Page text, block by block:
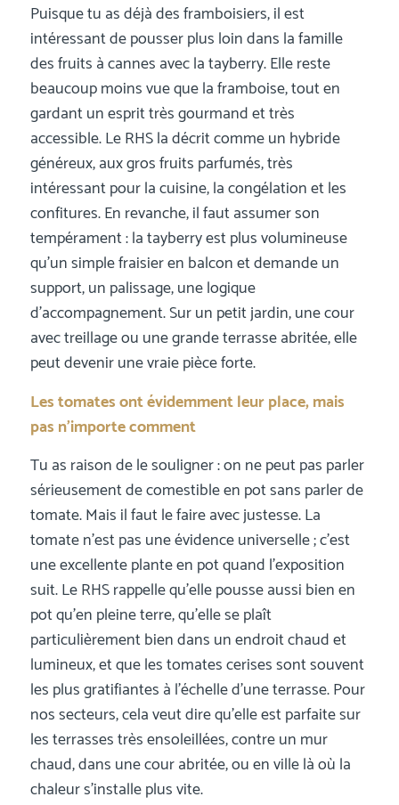
Puisque tu as déjà des framboisiers, il est
intéressant de pousser plus loin dans la famille
des fruits à cannes avec la tayberry. Elle reste
beaucoup moins vue que la framboise, tout en
gardant un esprit très gourmand et très
accessible. Le RHS la décrit comme un hybride
généreux, aux gros fruits parfumés, très
intéressant pour la cuisine, la congélation et les
confitures. En revanche, il faut assumer son
tempérament : la tayberry est plus volumineuse
qu’un simple fraisier en balcon et demande un
support, un palissage, une logique
d’accompagnement. Sur un petit jardin, une cour
avec treillage ou une grande terrasse abritée, elle
peut devenir une vraie pièce forte.
Les tomates ont évidemment leur place, mais
pas n’importe comment
Tu as raison de le souligner : on ne peut pas parler
sérieusement de comestible en pot sans parler de
tomate. Mais il faut le faire avec justesse. La
tomate n’est pas une évidence universelle ; c’est
une excellente plante en pot quand l’exposition
suit. Le RHS rappelle qu’elle pousse aussi bien en
pot qu’en pleine terre, qu’elle se plaît
particulièrement bien dans un endroit chaud et
lumineux, et que les tomates cerises sont souvent
les plus gratifiantes à l’échelle d’une terrasse. Pour
nos secteurs, cela veut dire qu’elle est parfaite sur
les terrasses très ensoleillées, contre un mur
chaud, dans une cour abritée, ou en ville là où la
chaleur s’installe plus vite.